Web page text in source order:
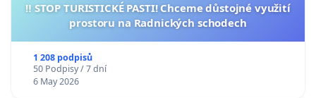
‼️ STOP TURISTICKÉ PASTI! Chceme důstojné využití
prostoru na Radnických schodech
1 208 podpisů
50 Podpisy / 7 dní
6 May 2026